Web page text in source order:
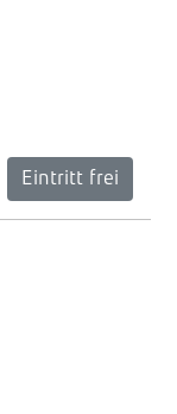
Eintritt frei